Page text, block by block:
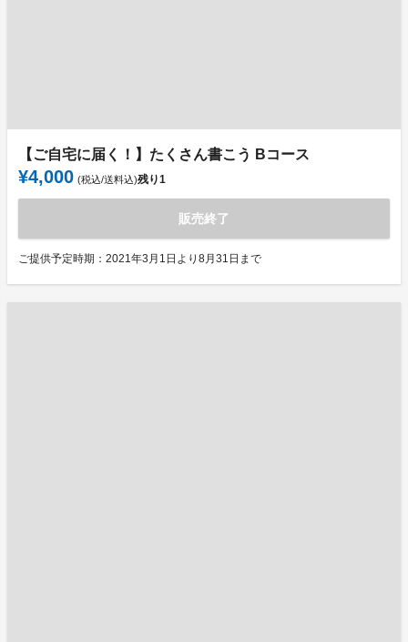
【ご自宅に届く！】たくさん書こう Bコース
¥4,000 (税込/送料込)残り1
販売終了
ご提供予定時期：2021年3月1日より8月31日まで